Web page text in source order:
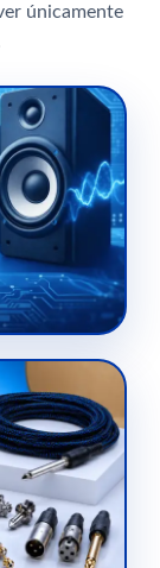
únicamente